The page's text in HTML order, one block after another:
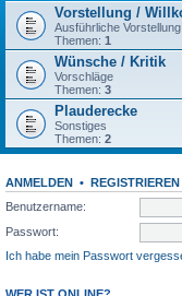
Vorstellung /
Ausführliche
Themen: 1
Wünsche / Kritik
Vorschläge
Themen: 3
Plauderecke
Sonstiges
Themen: 2
ANMELDEN • REGISTRIEREN
Benutzername:
Passwort:
Ich habe mein Passwort